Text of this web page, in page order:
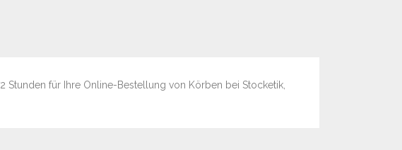
für Ihre Online-Bestellung von Körben bei Stocketik,